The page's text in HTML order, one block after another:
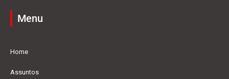
Menu
Home
Assuntos